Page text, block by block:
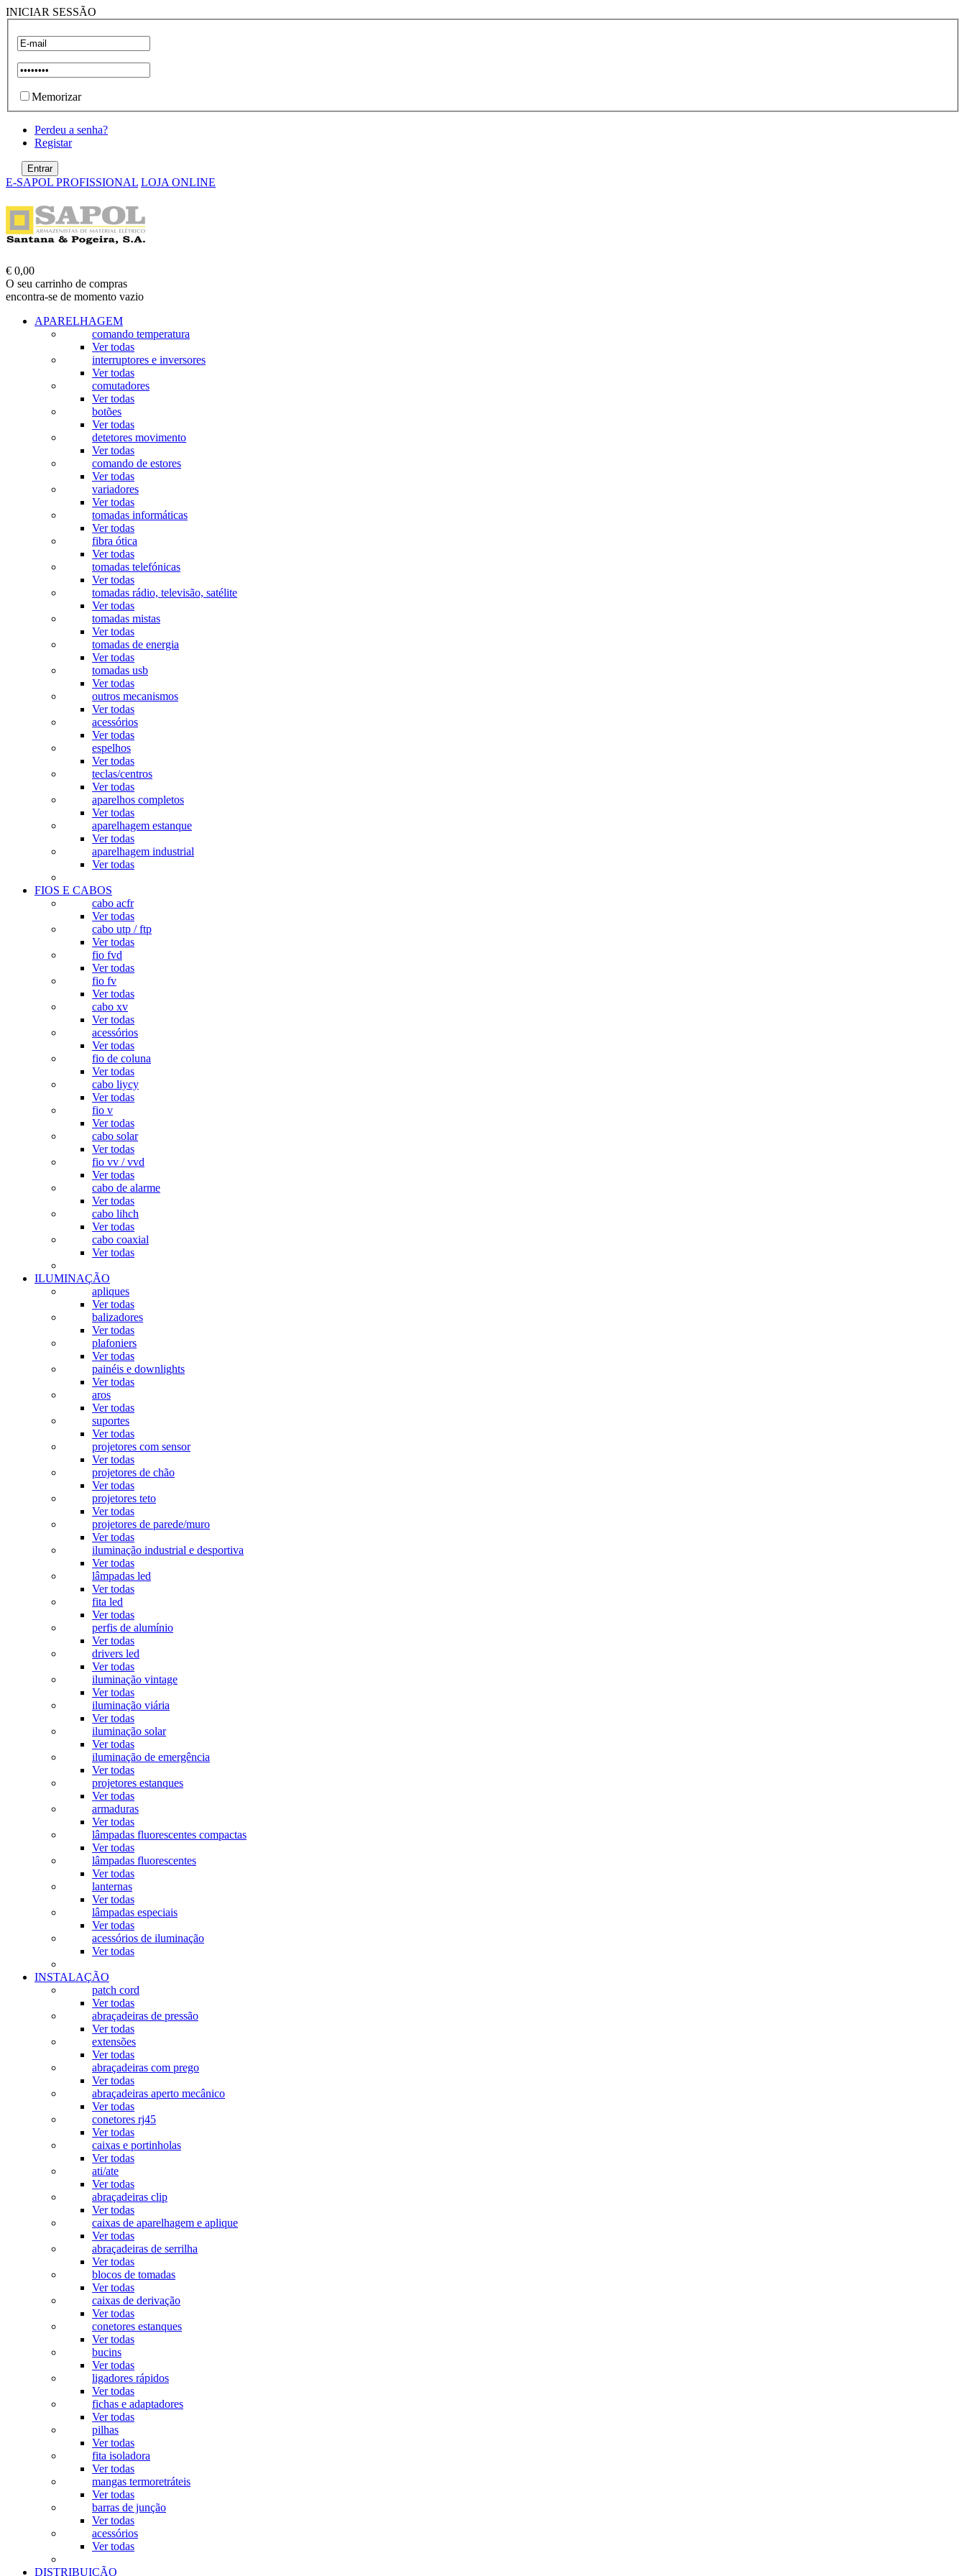
INICIAR SESSÃO
Memorizar
Perdeu a senha?
Registar
E-SAPOL PROFISSIONAL LOJA ONLINE
€ 0,00
O seu carrinho de compras
encontra-se de momento vazio
APARELHAGEM
comando temperatura
Ver todas
interruptores e inversores
Ver todas
comutadores
Ver todas
botões
Ver todas
detetores movimento
Ver todas
comando de estores
Ver todas
variadores
Ver todas
tomadas informáticas
Ver todas
fibra ótica
Ver todas
tomadas telefónicas
Ver todas
tomadas rádio, televisão, satélite
Ver todas
tomadas mistas
Ver todas
tomadas de energia
Ver todas
tomadas usb
Ver todas
outros mecanismos
Ver todas
acessórios
Ver todas
espelhos
Ver todas
teclas/centros
Ver todas
aparelhos completos
Ver todas
aparelhagem estanque
Ver todas
aparelhagem industrial
Ver todas
FIOS E CABOS
cabo acfr
Ver todas
cabo utp / ftp
Ver todas
fio fvd
Ver todas
fio fv
Ver todas
cabo xv
Ver todas
acessórios
Ver todas
fio de coluna
Ver todas
cabo liycy
Ver todas
fio v
Ver todas
cabo solar
Ver todas
fio vv / vvd
Ver todas
cabo de alarme
Ver todas
cabo lihch
Ver todas
cabo coaxial
Ver todas
ILUMINAÇÃO
apliques
Ver todas
balizadores
Ver todas
plafoniers
Ver todas
painéis e downlights
Ver todas
aros
Ver todas
suportes
Ver todas
projetores com sensor
Ver todas
projetores de chão
Ver todas
projetores teto
Ver todas
projetores de parede/muro
Ver todas
iluminação industrial e desportiva
Ver todas
lâmpadas led
Ver todas
fita led
Ver todas
perfis de alumínio
Ver todas
drivers led
Ver todas
iluminação vintage
Ver todas
iluminação viária
Ver todas
iluminação solar
Ver todas
iluminação de emergência
Ver todas
projetores estanques
Ver todas
armaduras
Ver todas
lâmpadas fluorescentes compactas
Ver todas
lâmpadas fluorescentes
Ver todas
lanternas
Ver todas
lâmpadas especiais
Ver todas
acessórios de iluminação
Ver todas
INSTALAÇÃO
patch cord
Ver todas
abraçadeiras de pressão
Ver todas
extensões
Ver todas
abraçadeiras com prego
Ver todas
abraçadeiras aperto mecânico
Ver todas
conetores rj45
Ver todas
caixas e portinholas
Ver todas
ati/ate
Ver todas
abraçadeiras clip
Ver todas
caixas de aparelhagem e aplique
Ver todas
abraçadeiras de serrilha
Ver todas
blocos de tomadas
Ver todas
caixas de derivação
Ver todas
conetores estanques
Ver todas
bucins
Ver todas
ligadores rápidos
Ver todas
fichas e adaptadores
Ver todas
pilhas
Ver todas
fita isoladora
Ver todas
mangas termoretráteis
Ver todas
barras de junção
Ver todas
acessórios
Ver todas
DISTRIBUIÇÃO